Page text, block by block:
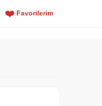
❤️ Favorilerim